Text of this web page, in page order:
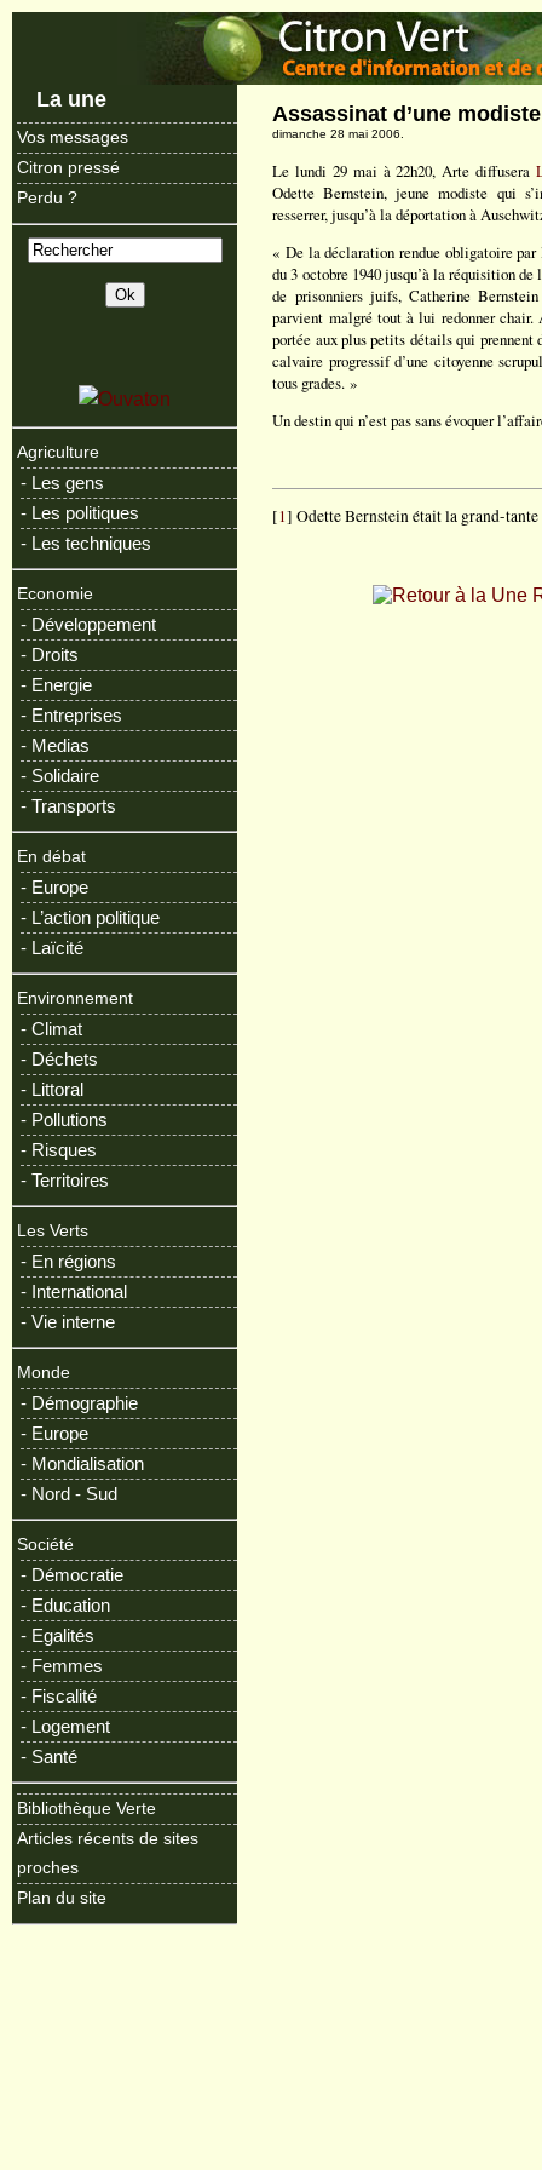
La une
Vos messages
Citron pressé
Perdu ?
Agriculture
- Les gens
- Les politiques
- Les techniques
Economie
- Développement
- Droits
- Energie
- Entreprises
- Medias
- Solidaire
- Transports
En débat
- Europe
- L’action politique
- Laïcité
Environnement
- Climat
- Déchets
- Littoral
- Pollutions
- Risques
- Territoires
Les Verts
- En régions
- International
- Vie interne
Monde
- Démographie
- Europe
- Mondialisation
- Nord - Sud
Société
- Démocratie
- Education
- Egalités
- Femmes
- Fiscalité
- Logement
- Santé
Bibliothèque Verte
Articles récents de sites
proches
Plan du site
Assassinat d’une modiste
dimanche 28 mai 2006.
Le lundi 29 mai à 22h20, Arte diffusera
Odette Bernstein, jeune modiste qui
resserrer, jusqu’à la déportation à
« De la déclaration rendue obligatoire
du 3 octobre 1940 jusqu’à la réquisition
de prisonniers juifs, Catherine
parvient malgré tout à lui redonner
portée aux plus petits détails qui
calvaire progressif d’une citoyenne
tous grades. »
Un destin qui n’est pas sans évoquer
[1] Odette Bernstein était la grand-